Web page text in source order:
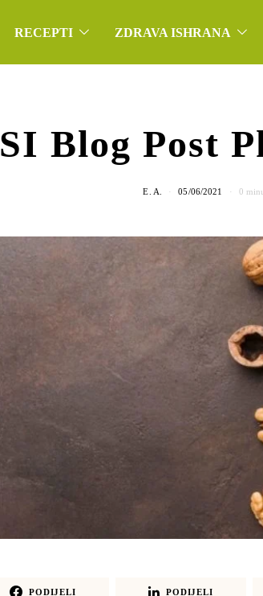
RECEPTI ZDRAVA ISHRANA
Blog Post
E. A. 05/06/2021 0
PODIJELI PODIJELI